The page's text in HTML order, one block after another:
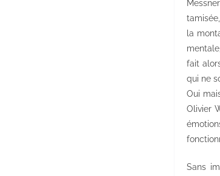
la
fait
qui ne
Oui
Olivier
Sans